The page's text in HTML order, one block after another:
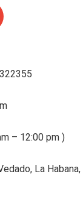
– 12:00 pm )
La Habana,